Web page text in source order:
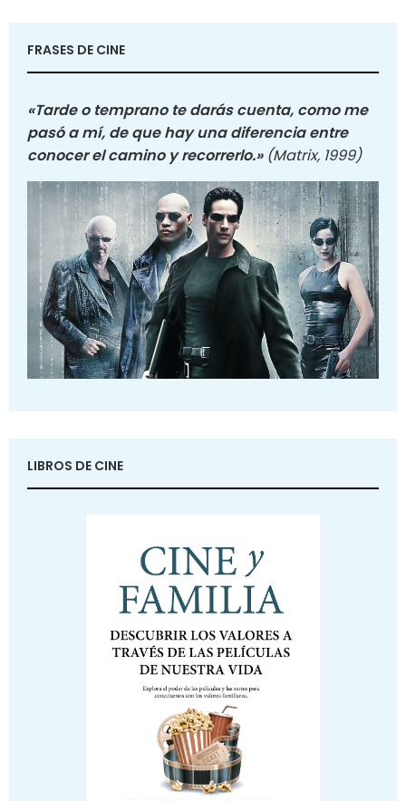
FRASES DE CINE
«Tarde o temprano te darás cuenta, como me
pasó a mí, de que hay una diferencia entre
conocer el camino y recorrerlo.» (Matrix, 1999)
LIBROS DE CINE